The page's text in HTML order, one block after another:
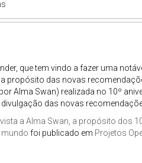
que tem vindo a fazer uma
propósito das novas
Alma Swan) realizada no 10º
divulgação das novas
a Alma Swan, a propósito dos
mundo foi publicado em Projetos